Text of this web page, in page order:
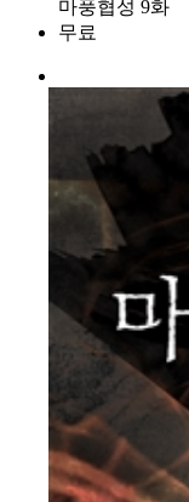
마풍협성 9화
무료